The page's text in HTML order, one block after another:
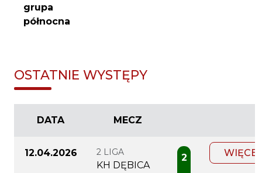
grupa
północna
OSTATNIE WYSTĘPY
DATA MECZ
12.04.2026 2 LIGA
KH DĘBICA
2 WIĘCEJ